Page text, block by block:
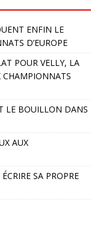
ENFIN LE
D’EUROPE
POUR VELLY, LA
CHAMPIONNATS
LE BOUILLON DANS
AUX
SA PROPRE